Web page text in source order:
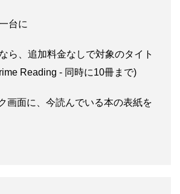
台に
ら、追加料金なしで対象のタイト
Reading - 同時に10冊まで)
画面に、今読んでいる本の表紙を